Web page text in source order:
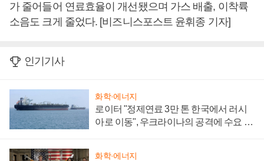
가 줄어들어 연료효율이 개선됐으며 가스 배출, 이착륙
소음도 크게 줄었다. [비즈니스포스트 윤휘종 기자]
인기기사
화학·에너지
로이터 "정제연료 3만 톤 한국에서 러시
아로 이동", 우크라이나의 공격에 수요 늘
화학·에너지